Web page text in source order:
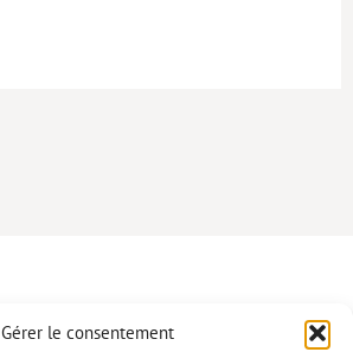
Gérer le consentement